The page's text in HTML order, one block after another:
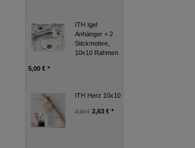
ITH Igel
Anhänger + 2
Stickmotive,
10x10 Rahmen
5,00 € *
ITH Herz 10x10
3,50 €2,63 € *